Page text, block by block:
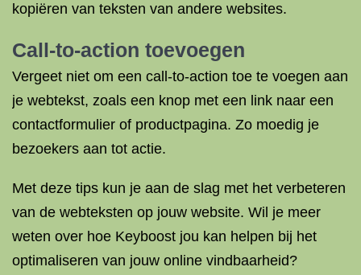
kopiëren van teksten van andere websites.
Call-to-action toevoegen
Vergeet niet om een call-to-action toe te voegen aan
je webtekst, zoals een knop met een link naar een
contactformulier of productpagina. Zo moedig je
bezoekers aan tot actie.
Met deze tips kun je aan de slag met het verbeteren
van de webteksten op jouw website. Wil je meer
weten over hoe Keyboost jou kan helpen bij het
optimaliseren van jouw online vindbaarheid?